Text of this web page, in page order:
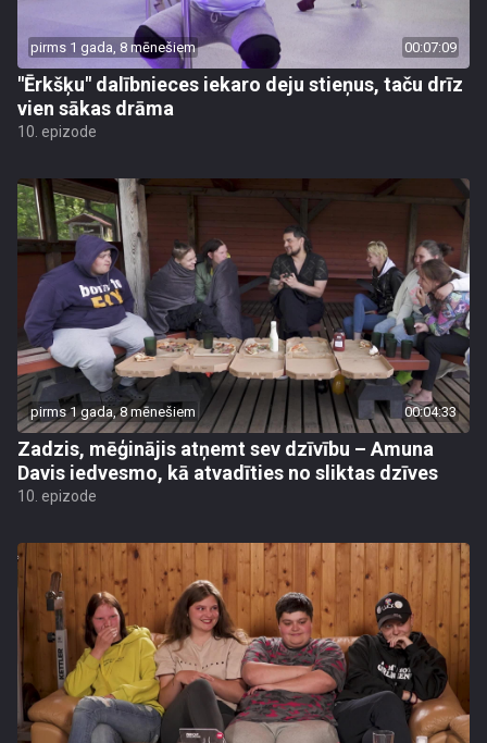
pirms 1 gada, 8 mēnešiem 00:07:09
"Ērkšķu" dalībnieces iekaro deju stieņus, taču drīz
vien sākas drāma
10. epizode
pirms 1 gada, 8 mēnešiem 00:04:33
Zadzis, mēģinājis atņemt sev dzīvību – Amuna
Davis iedvesmo, kā atvadīties no sliktas dzīves
10. epizode